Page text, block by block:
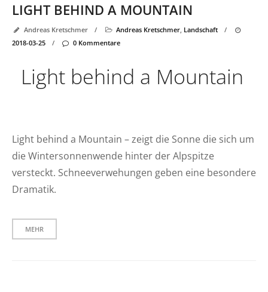
LIGHT BEHIND A MOUNTAIN
Andreas Kretschmer / Andreas Kretschmer, Landschaft
/
2018-03-25
/ 0 Kommentare
Light behind a Mountain
Light behind a Mountain – zeigt die Sonne die sich um
die Wintersonnenwende hinter der Alpspitze
versteckt. Schneeverwehungen geben eine besondere
Dramatik.
MEHR